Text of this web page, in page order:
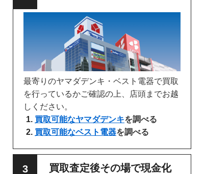
最寄りのヤマダデンキ・ベスト電器で買取
を行っているかご確認の上、店頭までお越
しください。
買取可能なヤマダデンキを調べる
買取可能なベスト電器を調べる
買取査定後その場で現金化